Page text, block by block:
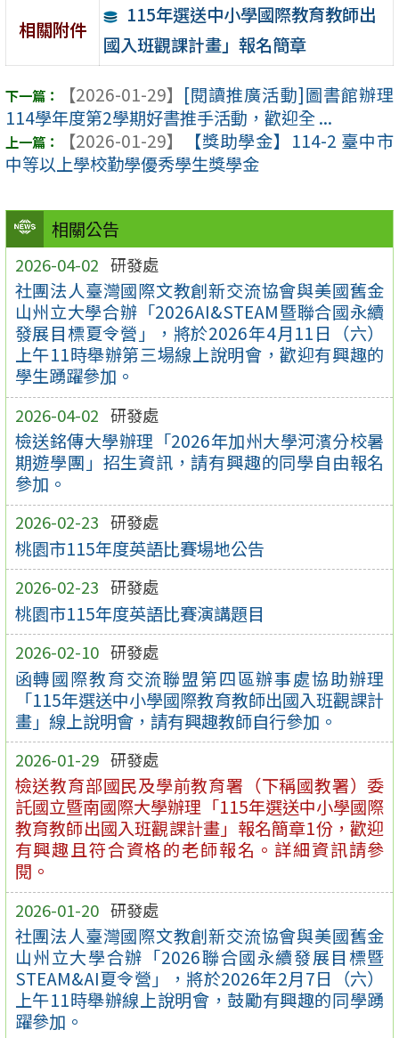
相關公告
2026-04-02 研發處
社團法人臺灣國際文教創新交流協會與美國舊金
山州立大學合辦「2026AI&STEAM暨聯合國永續
發展目標夏令營」，將於2026年4月11日（六）
上午11時舉辦第三場線上說明會，歡迎有興趣的
學生踴躍參加。
2026-04-02 研發處
檢送銘傳大學辦理「2026年加州大學河濱分校暑
期遊學團」招生資訊，請有興趣的同學自由報名
參加。
2026-02-23 研發處
桃園市115年度英語比賽場地公告
2026-02-23 研發處
桃園市115年度英語比賽演講題目
2026-02-10 研發處
函轉國際教育交流聯盟第四區辦事處協助辦理
「115年選送中小學國際教育教師出國入班觀課計
畫」線上說明會，請有興趣教師自行參加。
2026-01-29 研發處
檢送教育部國民及學前教育署（下稱國教署）委
託國立暨南國際大學辦理「115年選送中小學國際
教育教師出國入班觀課計畫」報名簡章1份，歡迎
有興趣且符合資格的老師報名。詳細資訊請參
閱。
2026-01-20 研發處
社團法人臺灣國際文教創新交流協會與美國舊金
山州立大學合辦「2026聯合國永續發展目標暨
STEAM&AI夏令營」，將於2026年2月7日（六）
上午11時舉辦線上說明會，鼓勵有興趣的同學踴
躍參加。
相關附件
115年選送中小學國際教育教師出
國入班觀課計畫」報名簡章
【2026-01-29】 [閱讀推廣活動]圖書館辦理
114學年度第2學期好書推手活動，歡迎全 ...
【2026-01-29】
【獎助學金】114-2 臺中市
中等以上學校勤學優秀學生獎學金